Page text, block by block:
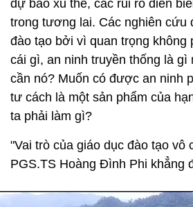
dự báo xu thế, các rủi ro diễn
trong tương lai. Các nghiên cứu
đào tạo bởi vì quan trọng không
cái gì, an ninh truyền thống là gì
cần nó? Muốn có được an ninh
tư cách là một sản phẩm của
ta phải làm gì?
"Vai trò của giáo dục đào tạo vô
PGS.TS Hoàng Đình Phi khẳng